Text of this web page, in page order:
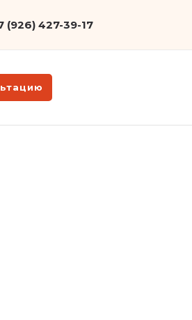
(926) 427-39-17